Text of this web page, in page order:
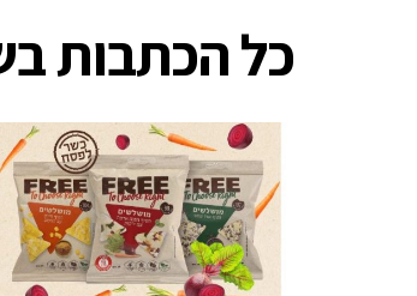
כל הכתבות ב